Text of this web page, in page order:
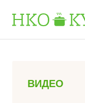
содержанию
ВИДЕО